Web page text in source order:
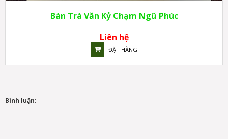
Bàn Trà Văn Kỷ Chạm Ngũ Phúc
Liên hệ
ĐẶT HÀNG
Bình luận: